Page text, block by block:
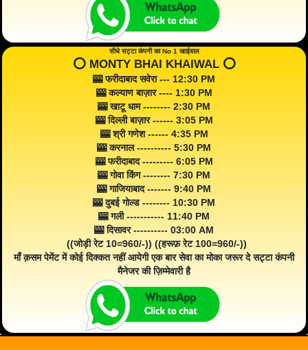
सीधे सट्टा कंपनी का No 1 खाईवाल
⭕️ MONTY BHAI KHAIWAL ⭕️
🎰 फरीदाबाद सवेरा --- 12:30 PM
🎰 कल्याण बाज़ार ---- 1:30 PM
🎰 खाटू धाम -------- 2:30 PM
🎰 दिल्ली बाज़ार ------ 3:05 PM
🎰 श्री गणेश ------ 4:35 PM
🎰 करनाल ---------- 5:30 PM
🎰 फरीदाबाद --------- 6:05 PM
🎰 गोवा किंग -------- 7:30 PM
🎰 गाजियाबाद ------- 9:40 PM
🎰 दुबई गोल्ड -------- 10:30 PM
🎰 गली ----------- 11:40 PM
🎰 दिसावर ---------- 03:00 AM
((जोड़ी रेट 10=960/-)) ((हरूफ़ रेट 100=960/-))
माँ क़सम पेमेंट में कोई दिक्कत नहीं आयेगी एक बार सेवा का मोका जरूर दे सट्टा कंपनी
मैनेजर की ज़िम्मेवारी है